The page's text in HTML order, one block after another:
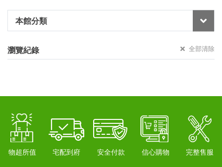
本館分類
瀏覽紀錄 全部清除
物超所值 宅配到府 安全付款 信心購物 完整售服